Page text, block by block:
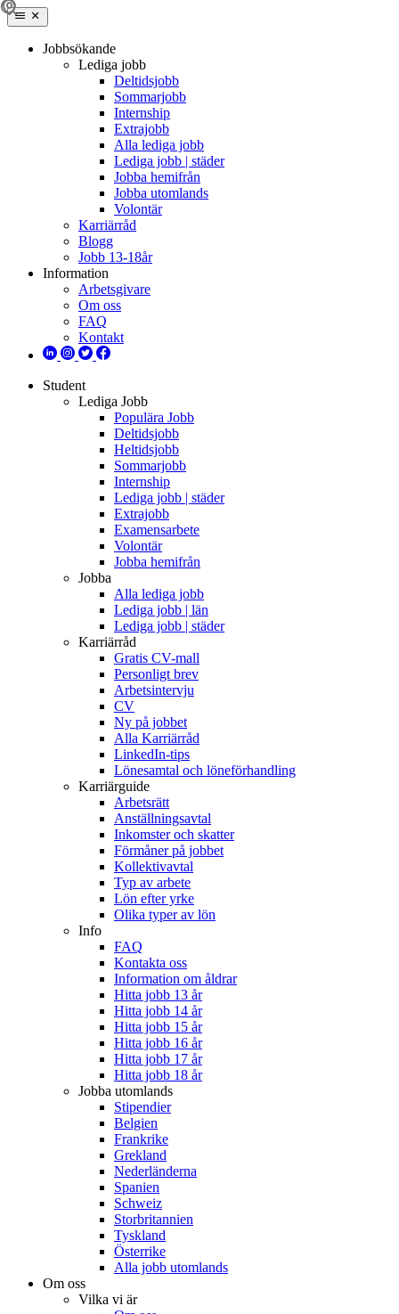
Jobbsökande
Lediga jobb
Deltidsjobb
Sommarjobb
Internship
Extrajobb
Alla lediga jobb
Lediga jobb | städer
Jobba hemifrån
Jobba utomlands
Volontär
Karriärråd
Blogg
Jobb 13-18år
Information
Arbetsgivare
Om oss
FAQ
Kontakt
Student
Lediga Jobb
Populära Jobb
Deltidsjobb
Heltidsjobb
Sommarjobb
Internship
Lediga jobb | städer
Extrajobb
Examensarbete
Volontär
Jobba hemifrån
Jobba
Alla lediga jobb
Lediga jobb | län
Lediga jobb | städer
Karriärråd
Gratis CV-mall
Personligt brev
Arbetsintervju
CV
Ny på jobbet
Alla Karriärråd
LinkedIn-tips
Lönesamtal och löneförhandling
Karriärguide
Arbetsrätt
Anställningsavtal
Inkomster och skatter
Förmåner på jobbet
Kollektivavtal
Typ av arbete
Lön efter yrke
Olika typer av lön
Info
FAQ
Kontakta oss
Information om åldrar
Hitta jobb 13 år
Hitta jobb 14 år
Hitta jobb 15 år
Hitta jobb 16 år
Hitta jobb 17 år
Hitta jobb 18 år
Jobba utomlands
Stipendier
Belgien
Frankrike
Grekland
Nederländerna
Spanien
Schweiz
Storbritannien
Tyskland
Österrike
Alla jobb utomlands
Om oss
Vilka vi är